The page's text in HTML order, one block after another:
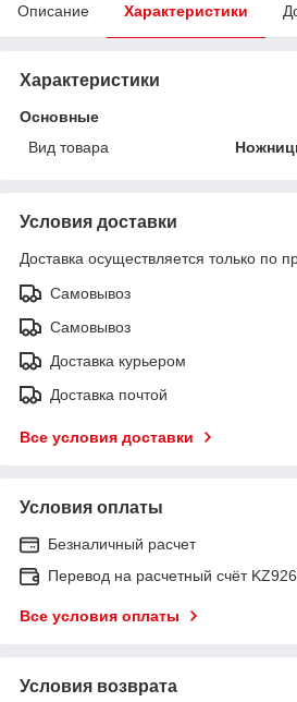
Описание Характеристики
Характеристики
Основные
Вид товара
Условия доставки
Доставка осуществляется только по
Самовывоз
Самовывоз
Доставка курьером
Доставка почтой
Все условия доставки
Условия оплаты
Безналичный расчет
Перевод на расчетный счёт
Все условия оплаты
Условия возврата